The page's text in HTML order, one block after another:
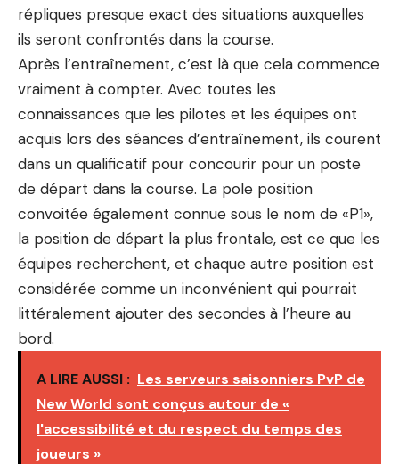
répliques presque exact des situations auxquelles
ils seront confrontés dans la course.
Après l’entraînement, c’est là que cela commence
vraiment à compter. Avec toutes les
connaissances que les pilotes et les équipes ont
acquis lors des séances d’entraînement, ils courent
dans un qualificatif pour concourir pour un poste
de départ dans la course. La pole position
convoitée également connue sous le nom de «P1»,
la position de départ la plus frontale, est ce que les
équipes recherchent, et chaque autre position est
considérée comme un inconvénient qui pourrait
littéralement ajouter des secondes à l’heure au
bord.
A LIRE AUSSI : Les serveurs saisonniers PvP de
New World sont conçus autour de «
l'accessibilité et du respect du temps des
joueurs »